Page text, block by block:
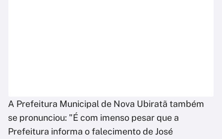
A Prefeitura Municipal de Nova Ubiratã também
se pronunciou: "É com imenso pesar que a
Prefeitura informa o falecimento de José